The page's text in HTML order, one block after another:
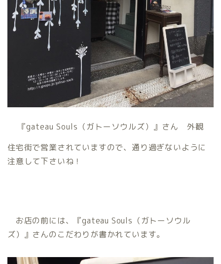
『gateau Souls（ガトーソウルズ）』さん 外観
住宅街で営業されていますので、通り過ぎないように
注意して下さいね！
お店の前には、『gateau Souls（ガトーソウル
ズ）』さんのこだわりが書かれています。